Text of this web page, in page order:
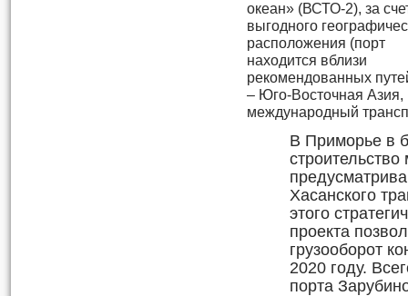
океан» (ВСТО-2), за
выгодного
расположения (порт
находится вблизи
рекомендованных
– Юго-Восточная Азия,
международный
В Приморье в
Хасанского
этого
проекта
грузооборот
2020 году.
порта